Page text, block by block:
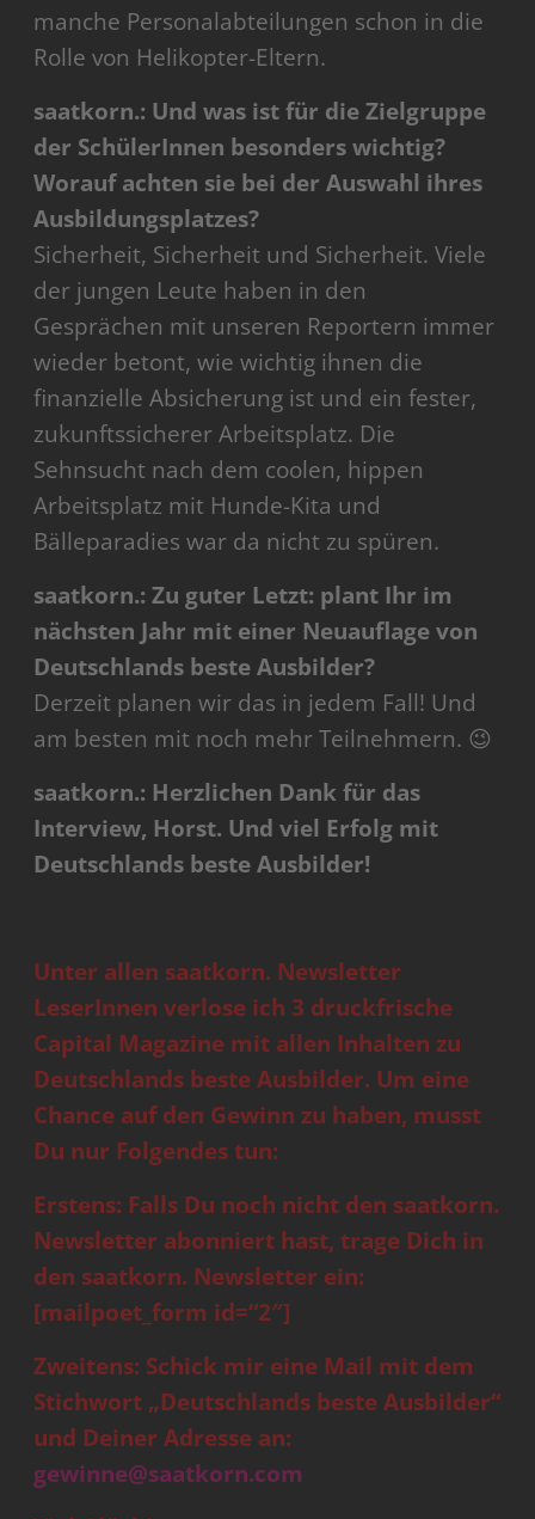
manche Personalabteilungen schon in die
Rolle von Helikopter-Eltern.
saatkorn.: Und was ist für die Zielgruppe
der SchülerInnen besonders wichtig?
Worauf achten sie bei der Auswahl ihres
Ausbildungsplatzes?
Sicherheit, Sicherheit und Sicherheit. Viele
der jungen Leute haben in den
Gesprächen mit unseren Reportern immer
wieder betont, wie wichtig ihnen die
finanzielle Absicherung ist und ein fester,
zukunftssicherer Arbeitsplatz. Die
Sehnsucht nach dem coolen, hippen
Arbeitsplatz mit Hunde-Kita und
Bälleparadies war da nicht zu spüren.
saatkorn.: Zu guter Letzt: plant Ihr im
nächsten Jahr mit einer Neuauflage von
Deutschlands beste Ausbilder?
Derzeit planen wir das in jedem Fall! Und
am besten mit noch mehr Teilnehmern. 😉
saatkorn.: Herzlichen Dank für das
Interview, Horst. Und viel Erfolg mit
Deutschlands beste Ausbilder!
Unter allen saatkorn. Newsletter
LeserInnen verlose ich 3 druckfrische
Capital Magazine mit allen Inhalten zu
Deutschlands beste Ausbilder. Um eine
Chance auf den Gewinn zu haben, musst
Du nur Folgendes tun:
Erstens: Falls Du noch nicht den saatkorn.
Newsletter abonniert hast, trage Dich in
den saatkorn. Newsletter ein:
[mailpoet_form id=“2″]
Zweitens: Schick mir eine Mail mit dem
Stichwort „Deutschlands beste Ausbilder“
und Deiner Adresse an:
gewinne@saatkorn.com